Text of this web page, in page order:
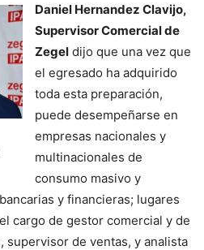
Daniel Hernandez Clavijo,
Supervisor Comercial de
Zegel dijo que una vez que
el egresado ha adquirido
toda esta preparación,
puede desempeñarse en
empresas nacionales y
multinacionales de
consumo masivo y
y financieras; lugares
cargo de gestor comercial y de
supervisor de ventas, y analista